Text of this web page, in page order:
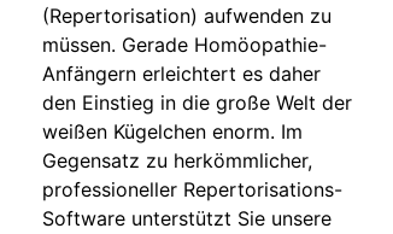
(Repertorisation) aufwenden zu
müssen. Gerade Homöopathie-
Anfängern erleichtert es daher
den Einstieg in die große Welt der
weißen Kügelchen enorm. Im
Gegensatz zu herkömmlicher,
professioneller Repertorisations-
Software unterstützt Sie unsere